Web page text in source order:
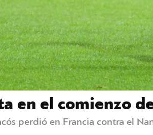
en el comienzo
perdió en Francia contra el